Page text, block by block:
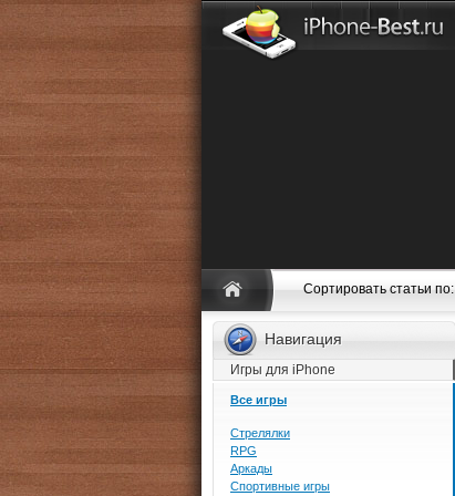
Сортировать статьи по:
Навигация
Игры для iPhone
Все игры
Стрелялки
RPG
Аркады
Спортивные игры